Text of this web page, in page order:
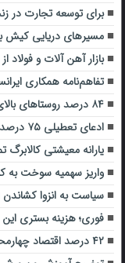
برای توسعه تجارت در
مسیرهای دریایی کیش
بازار آهن آلات و فولاد
تفاهم‌نامه همکاری
۸۴ درصد روستاهای بالای ۲۰ خانوار راه آسفالت دارند
ادعای تعطیلی ۷۵ درصد کارخانجات خوراک دام به دلیل نبود نهاده
یارانه معیشتی
واریز سهمیه سوخت به
سیاست به انزوا کشاندن
فوری؛ هزینه بستری این
۴۲ درصد اقتصاد چهارمحال و بختیاری مربوط به کشاورزی است